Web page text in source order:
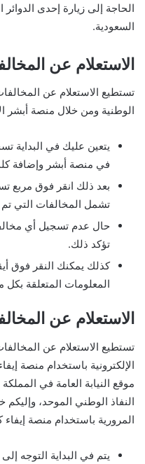
الحاجة إلى زيارة إحدى
السعودية.
الاستعلام عن
تستطيع الاستعلام عن
الوطنية ومن خلال منصة أبشر
يتعين عليك في البداية
في منصة أبشر وإضافة
بعد ذلك انقر فوق مربع
تشمل المخالفات التي
حال عدم تسجيل أي
تؤكد ذلك.
كذلك يمكنك النقر فوق
المعلومات المتعلقة
الاستعلام عن
تستطيع الاستعلام عن
الإلكترونية باستخدام منصة
موقع النيابة العامة في
النفاذ الوطني الموحد،
المرورية باستخدام منصة إيفاء
يتم في البداية التوجه